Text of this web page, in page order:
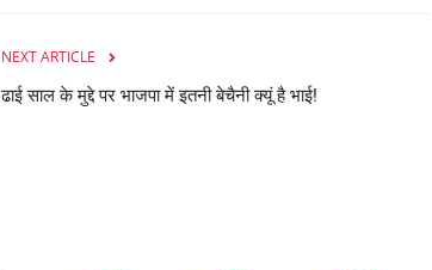
NEXT ARTICLE
ढाई साल के मुद्दे पर भाजपा में इतनी बेचैनी क्यूं है भाई!